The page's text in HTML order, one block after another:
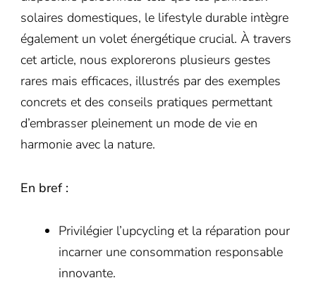
solaires domestiques, le lifestyle durable intègre
également un volet énergétique crucial. À travers
cet article, nous explorerons plusieurs gestes
rares mais efficaces, illustrés par des exemples
concrets et des conseils pratiques permettant
d’embrasser pleinement un mode de vie en
harmonie avec la nature.
En bref :
Privilégier l’upcycling et la réparation pour
incarner une consommation responsable
innovante.